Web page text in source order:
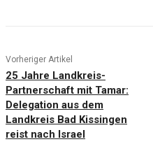
Vorheriger Artikel
25 Jahre Landkreis-
Partnerschaft mit Tamar:
Delegation aus dem
Landkreis Bad Kissingen
reist nach Israel